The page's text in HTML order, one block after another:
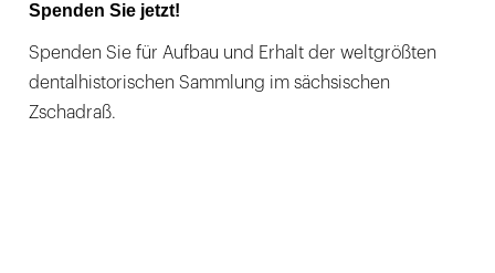
Spenden Sie jetzt!
Spenden Sie für Aufbau und Erhalt der weltgrößten
dentalhistorischen Sammlung im sächsischen
Zschadraß.